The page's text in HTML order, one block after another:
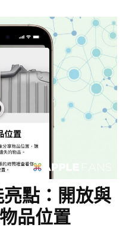
點：開放與
品位置